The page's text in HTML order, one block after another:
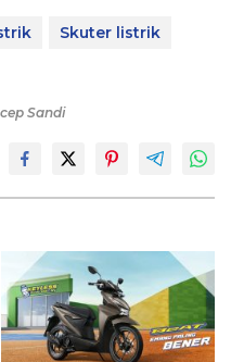
Skuter listrik
Sandi